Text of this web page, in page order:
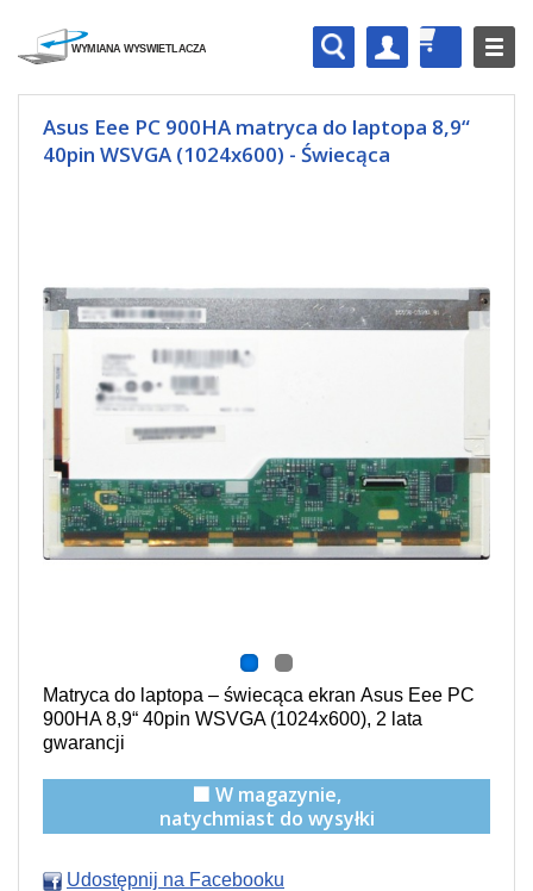
Asus Eee PC 900HA matryca do laptopa 8,9“
40pin WSVGA (1024x600) - Świecąca
Matryca do laptopa – świecąca ekran Asus Eee PC
900HA 8,9“ 40pin WSVGA (1024x600), 2 lata
gwarancji
🟩 W magazynie,
natychmiast do wysyłki
Udostępnij na Facebooku